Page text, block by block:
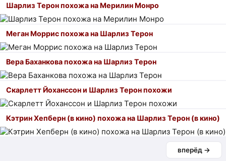
Шарлиз Терон похожа на Мерилин Монро
Меган Моррис похожа на Шарлиз Терон
Вера Баханкова похожа на Шарлиз Терон
Скарлетт Йоханссон и Шарлиз Терон похожи
Кэтрин Хепберн (в кино) похожа на Шарлиз Терон (в кино)
вперёд →